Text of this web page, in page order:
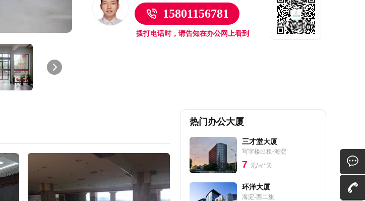
15801156781
拨打电话时，请告知在办公网上看到
热门办公大厦
三才堂大厦
写字楼出租-海淀
7 元/㎡*天
环洋大厦
海淀-西二旗